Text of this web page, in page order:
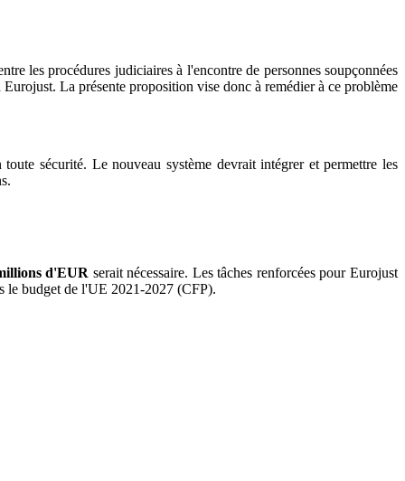
les procédures judiciaires à l'encontre de personnes soupçonnées
La présente proposition vise donc à remédier à ce problème
sécurité. Le nouveau système devrait intégrer et permettre les
d'EUR serait nécessaire. Les tâches renforcées pour Eurojust
le budget de l'UE 2021-2027 (CFP).